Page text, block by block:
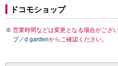
ドコモショップ
営業時間などは変更となる場合がござ
プ／d gardenからご確認ください。